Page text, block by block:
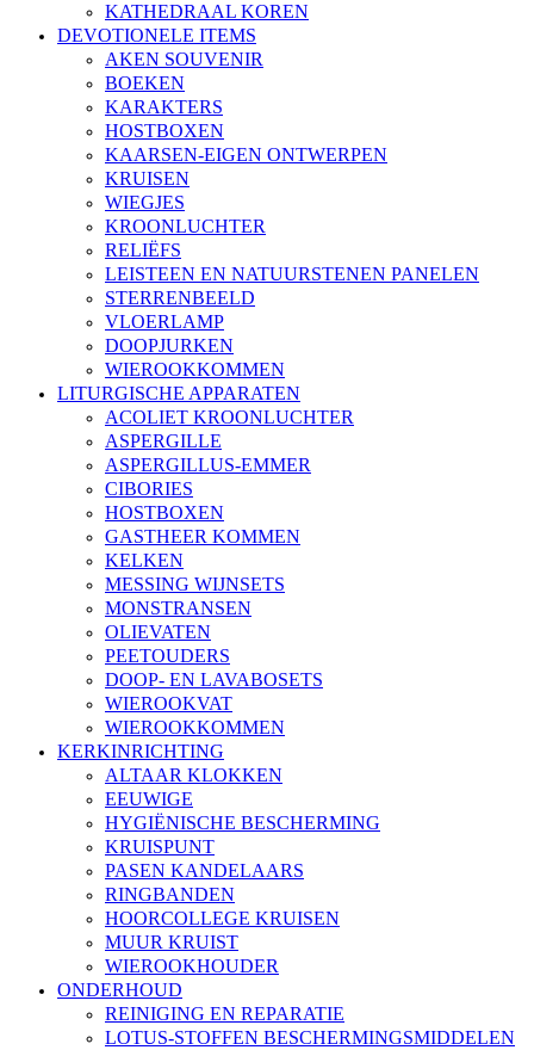
KATHEDRAAL KOREN
DEVOTIONELE ITEMS
AKEN SOUVENIR
BOEKEN
KARAKTERS
HOSTBOXEN
KAARSEN-EIGEN ONTWERPEN
KRUISEN
WIEGJES
KROONLUCHTER
RELIËFS
LEISTEEN EN NATUURSTENEN PANELEN
STERRENBEELD
VLOERLAMP
DOOPJURKEN
WIEROOKKOMMEN
LITURGISCHE APPARATEN
ACOLIET KROONLUCHTER
ASPERGILLE
ASPERGILLUS-EMMER
CIBORIES
HOSTBOXEN
GASTHEER KOMMEN
KELKEN
MESSING WIJNSETS
MONSTRANSEN
OLIEVATEN
PEETOUDERS
DOOP- EN LAVABOSETS
WIEROOKVAT
WIEROOKKOMMEN
KERKINRICHTING
ALTAAR KLOKKEN
EEUWIGE
HYGIËNISCHE BESCHERMING
KRUISPUNT
PASEN KANDELAARS
RINGBANDEN
HOORCOLLEGE KRUISEN
MUUR KRUIST
WIEROOKHOUDER
ONDERHOUD
REINIGING EN REPARATIE
LOTUS-STOFFEN BESCHERMINGSMIDDELEN